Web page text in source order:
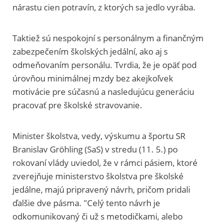
nárastu cien potravín, z ktorých sa jedlo vyrába.
Taktiež sú nespokojní s personálnym a finančným
zabezpečením školských jedální, ako aj s
odmeňovaním personálu. Tvrdia, že je opäť pod
úrovňou minimálnej mzdy bez akejkoľvek
motivácie pre súčasnú a nasledujúcu generáciu
pracovať pre školské stravovanie.
Minister školstva, vedy, výskumu a športu SR
Branislav Gröhling (SaS) v stredu (11. 5.) po
rokovaní vlády uviedol, že v rámci pásiem, ktoré
zverejňuje ministerstvo školstva pre školské
jedálne, majú pripravený návrh, pričom pridali
ďalšie dve pásma. "Celý tento návrh je
odkomunikovaný či už s metodičkami, alebo